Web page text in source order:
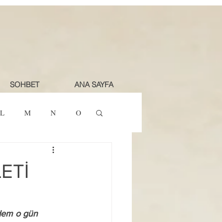
ANA SAYFA
SOHBET
L M N O